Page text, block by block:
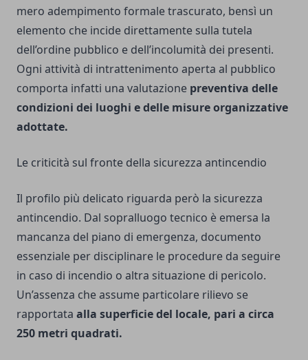
mero adempimento formale trascurato, bensì un
elemento che incide direttamente sulla tutela
dell’ordine pubblico e dell’incolumità dei presenti.
Ogni attività di intrattenimento aperta al pubblico
comporta infatti una valutazione preventiva delle
condizioni dei luoghi e delle misure organizzative
adottate.
Le criticità sul fronte della sicurezza antincendio
Il profilo più delicato riguarda però la sicurezza
antincendio. Dal sopralluogo tecnico è emersa la
mancanza del piano di emergenza, documento
essenziale per disciplinare le procedure da seguire
in caso di incendio o altra situazione di pericolo.
Un’assenza che assume particolare rilievo se
rapportata alla superficie del locale, pari a circa
250 metri quadrati.